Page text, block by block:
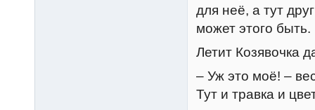
для неё, а тут
может этого быть.
Летит Козявочка
– Уж это моё! –
Тут и травка и